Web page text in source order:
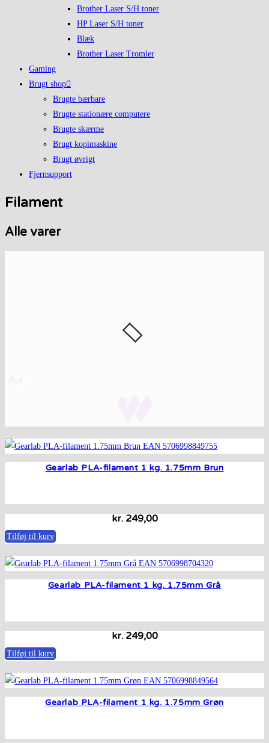
Brother Laser S/H toner
HP Laser S/H toner
Blæk
Brother Laser Tromler
Gaming
Brugt shop
Brugte bærbare
Brugte stationære computere
Brugte skærme
Brugt kopimaskine
Brugt øvrigt
Fjernsupport
Filament
Alle varer
Gearlab PLA-filament 1 kg. 1.75mm Brun
kr.249,00
Tilføj til kurv
Gearlab PLA-filament 1 kg. 1.75mm Grå
kr.249,00
Tilføj til kurv
Gearlab PLA-filament 1 kg. 1.75mm Grøn